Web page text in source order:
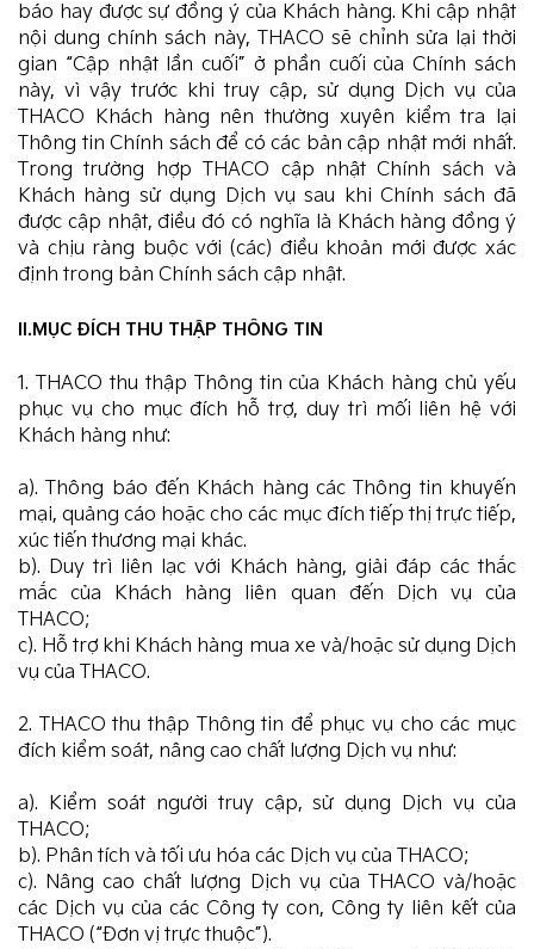
báo hay được sự đồng ý của Khách hàng. Khi cập nhật
nội dung chính sách này, THACO sẽ chỉnh sửa lại thời
gian “Cập nhật lần cuối” ở phần cuối của Chính sách
này, vì vậy trước khi truy cập, sử dụng Dịch vụ của
THACO Khách hàng nên thường xuyên kiểm tra lại
Thông tin Chính sách để có các bản cập nhật mới nhất.
Trong trường hợp THACO cập nhật Chính sách và
Khách hàng sử dụng Dịch vụ sau khi Chính sách đã
được cập nhật, điều đó có nghĩa là Khách hàng đồng ý
và chịu ràng buộc với (các) điều khoản mới được xác
định trong bản Chính sách cập nhật.
II.MỤC ĐÍCH THU THẬP THÔNG TIN
1. THACO thu thập Thông tin của Khách hàng chủ yếu
phục vụ cho mục đích hỗ trợ, duy trì mối liên hệ với
Khách hàng như:
a). Thông báo đến Khách hàng các Thông tin khuyến
mại, quảng cáo hoặc cho các mục đích tiếp thị trực tiếp,
xúc tiến thương mại khác.
b). Duy trì liên lạc với Khách hàng, giải đáp các thắc
mắc của Khách hàng liên quan đến Dịch vụ của
THACO;
c). Hỗ trợ khi Khách hàng mua xe và/hoặc sử dụng Dịch
vụ của THACO.
2. THACO thu thập Thông tin để phục vụ cho các mục
đích kiểm soát, nâng cao chất lượng Dịch vụ như:
a). Kiểm soát người truy cập, sử dụng Dịch vụ của
THACO;
b). Phân tích và tối ưu hóa các Dịch vụ của THACO;
c). Nâng cao chất lượng Dịch vụ của THACO và/hoặc
các Dịch vụ của các Công ty con, Công ty liên kết của
THACO (“Đơn vị trực thuộc”).